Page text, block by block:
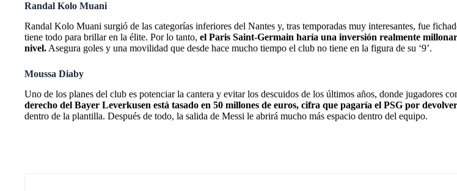
Randal Kolo Muani
Randal Kolo Muani surgió de las categorías inferiores del Nantes y, tras temporadas muy interesantes, fue
tiene todo para brillar en la élite. Por lo tanto, el Paris Saint-Germain haría una inversión realmente
nivel. Asegura goles y una movilidad que desde hace mucho tiempo el club no tiene en la figura de su ‘9’.
Moussa Diaby
Uno de los planes del club es potenciar la cantera y evitar los descuidos de los últimos años, donde jugadores
derecho del Bayer Leverkusen está tasado en 50 millones de euros, cifra que pagaría el PSG por
dentro de la plantilla. Después de todo, la salida de Messi le abrirá mucho más espacio dentro del equipo.